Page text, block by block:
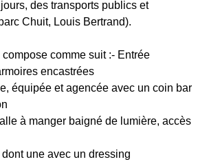
des transports publics et
Chuit, Louis Bertrand).
compose comme suit :- Entrée
encastrées
équipée et agencée avec un coin bar
à manger baigné de lumière, accès
une avec un dressing